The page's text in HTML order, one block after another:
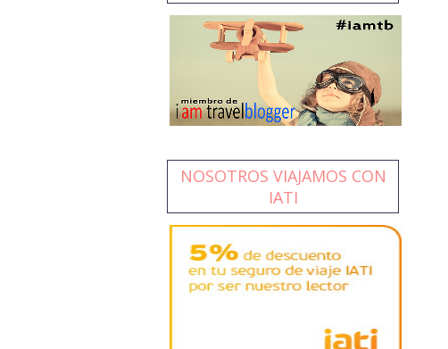
NOSOTROS VIAJAMOS CON
IATI